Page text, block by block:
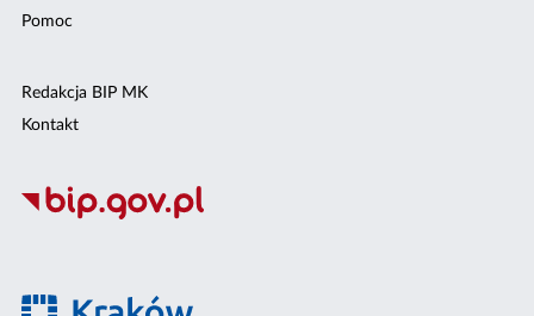
Pomoc
Redakcja BIP MK
Kontakt